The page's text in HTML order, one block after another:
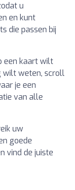
u
en kunt
die passen bij
een kaart wilt
wilt weten, scroll
je een
van alle
uw
goede
vind de juiste